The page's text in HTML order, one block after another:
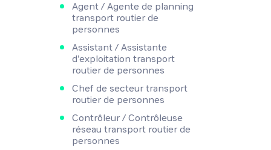
Agent / Agente de planning
transport routier de
personnes
Assistant / Assistante
d'exploitation transport
routier de personnes
Chef de secteur transport
routier de personnes
Contrôleur / Contrôleuse
réseau transport routier de
personnes